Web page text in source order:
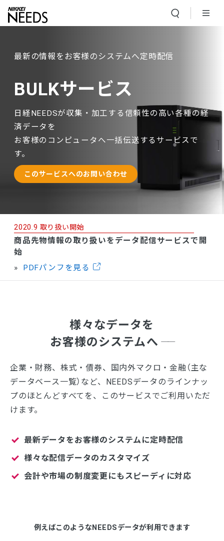
最新の情報をお客様のシステムへ定時配信
BULKサービス
日経NEEDSが収集・加工する信頼性の高い各種の経
済データを
お客様のコンピュータへ一括伝送するサービスで
す。
このサービスへのお問い合わせ
2020.9 取り扱い開始
商品先物情報の取り扱いをデータ配信サービスで開
始
PDFパンフを見る
例えばこのようなNEEDSデータが利用できます
様々なデータを
お客様のシステムへ
企業・財務、株式・債券、国内外マクロ・金融（主な
データベース一覧）など、NEEDSデータのラインナッ
プのほとんどすべてを、このサービスでご利用いただ
けます。
最新データをお客様のシステムに定時配信
様々な配信データのカスタマイズ
会計や市場の制度変更にもスピーディに対応